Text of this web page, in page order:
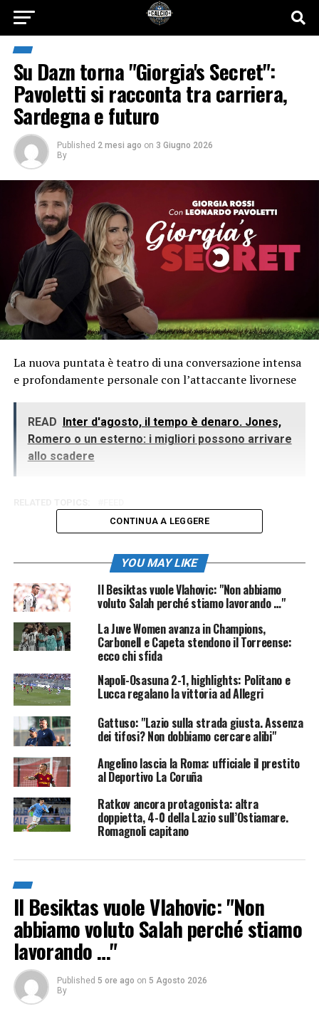
Su Dazn torna "Giorgia's Secret":
Pavoletti si racconta tra carriera,
Sardegna e futuro
Published 2 mesi ago on 3 Giugno 2026
By
La nuova puntata è teatro di una conversazione intensa
e profondamente personale con l’attaccante livornese
READ Inter d'agosto, il tempo è denaro. Jones,
Romero o un esterno: i migliori possono arrivare
allo scadere
CONTINUA A LEGGERE
YOU MAY LIKE
Il Besiktas vuole Vlahovic: "Non abbiamo
voluto Salah perché stiamo lavorando …"
La Juve Women avanza in Champions,
Carbonell e Capeta stendono il Torreense:
ecco chi sfida
Napoli-Osasuna 2-1, highlights: Politano e
Lucca regalano la vittoria ad Allegri
Gattuso: "Lazio sulla strada giusta. Assenza
dei tifosi? Non dobbiamo cercare alibi"
Angelino lascia la Roma: ufficiale il prestito
al Deportivo La Coruña
Ratkov ancora protagonista: altra
doppietta, 4-0 della Lazio sull’Ostiamare.
Romagnoli capitano
Il Besiktas vuole Vlahovic: "Non
abbiamo voluto Salah perché stiamo
lavorando …"
Published 5 ore ago on 5 Agosto 2026
By